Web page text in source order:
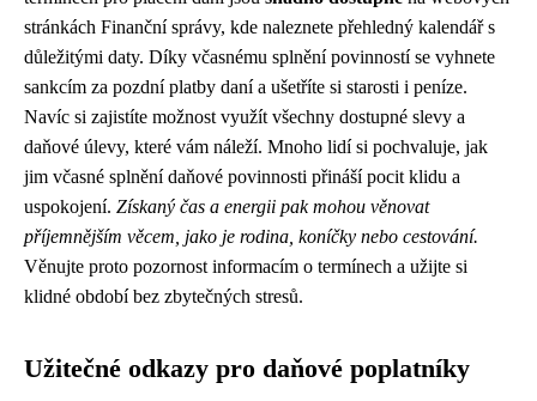
stránkách Finanční správy, kde naleznete přehledný kalendář s
důležitými daty. Díky včasnému splnění povinností se vyhnete
sankcím za pozdní platby daní a ušetříte si starosti i peníze.
Navíc si zajistíte možnost využít všechny dostupné slevy a
daňové úlevy, které vám náleží. Mnoho lidí si pochvaluje, jak
jim včasné splnění daňové povinnosti přináší pocit klidu a
uspokojení. Získaný čas a energii pak mohou věnovat
příjemnějším věcem, jako je rodina, koníčky nebo cestování.
Věnujte proto pozornost informacím o termínech a užijte si
klidné období bez zbytečných stresů.
Užitečné odkazy pro daňové poplatníky